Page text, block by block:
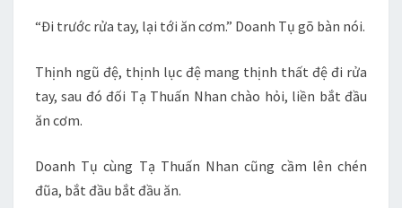
“Đi trước rửa tay, lại tới ăn cơm.” Doanh Tụ gõ bàn nói.
Thịnh ngũ đệ, thịnh lục đệ mang thịnh thất đệ đi rửa
tay, sau đó đối Tạ Thuấn Nhan chào hỏi, liền bắt đầu
ăn cơm.
Doanh Tụ cùng Tạ Thuấn Nhan cũng cầm lên chén
đũa, bắt đầu bắt đầu ăn.